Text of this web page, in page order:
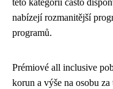
nabízejí rozmanitější
programů.
Prémiové all inclusive
korun a výše na osobu